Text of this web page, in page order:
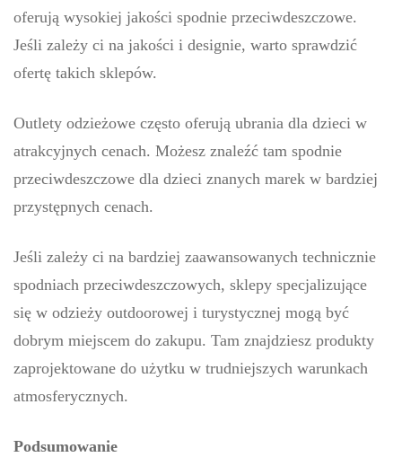
oferują wysokiej jakości spodnie przeciwdeszczowe.
Jeśli zależy ci na jakości i designie, warto sprawdzić
ofertę takich sklepów.
Outlety odzieżowe często oferują ubrania dla dzieci w
atrakcyjnych cenach. Możesz znaleźć tam spodnie
przeciwdeszczowe dla dzieci znanych marek w bardziej
przystępnych cenach.
Jeśli zależy ci na bardziej zaawansowanych technicznie
spodniach przeciwdeszczowych, sklepy specjalizujące
się w odzieży outdoorowej i turystycznej mogą być
dobrym miejscem do zakupu. Tam znajdziesz produkty
zaprojektowane do użytku w trudniejszych warunkach
atmosferycznych.
Podsumowanie